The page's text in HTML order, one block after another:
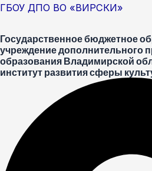
Перейти
содержимому
ГБОУ ДПО ВО «ВИРСКИ»
Государственное бюджетное
учреждение дополнительного
образования Владимирской
институт развития сферы
Меню
Post